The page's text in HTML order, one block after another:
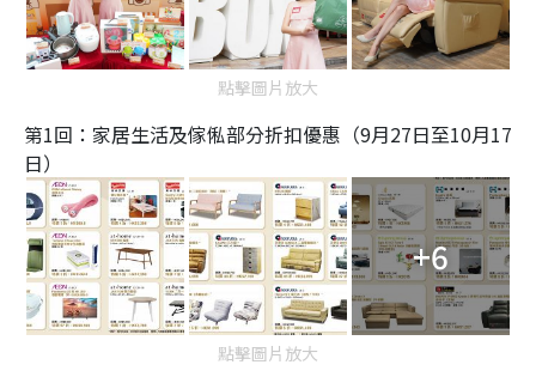
點擊圖片放大
第1回：家居生活及傢俬部分折扣優惠（9月27日至10月17
日）
+6
點擊圖片放大